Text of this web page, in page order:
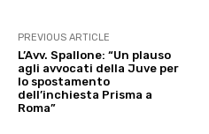
PREVIOUS ARTICLE
L’Avv. Spallone: “Un plauso
agli avvocati della Juve per
lo spostamento
dell’inchiesta Prisma a
Roma”